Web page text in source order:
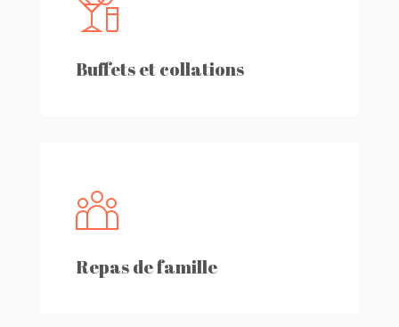
Buffets et collations
Repas de famille